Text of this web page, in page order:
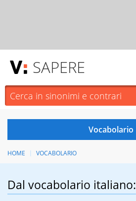
SAPERE
HOME VOCABOLARIO
Dal vocabolario italiano: